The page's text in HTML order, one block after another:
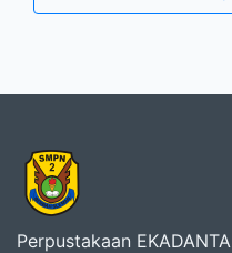
Perpustakaan EKADANTA